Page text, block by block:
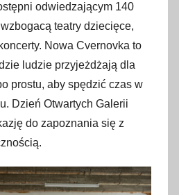
odwiedzającym 140
teatry dziecięce,
Nowa Cvernovka to
ludzie przyjeżdżają dla
prostu, aby spędzić czas w
Dzień Otwartych Galerii
do zapoznania się z